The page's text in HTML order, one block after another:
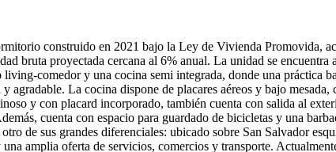
construido en 2021 bajo la Ley de Vivienda Promovida,
bruta proyectada cercana al 6% anual. La unidad se
comedor y una cocina semi integrada, donde una práctica
La cocina dispone de placares aéreos y bajo
y con placard incorporado, también cuenta con salida al
cuenta con espacio para guardado de bicicletas y una
de sus grandes diferenciales: ubicado sobre San Salvador
amplia oferta de servicios, comercios y transporte.